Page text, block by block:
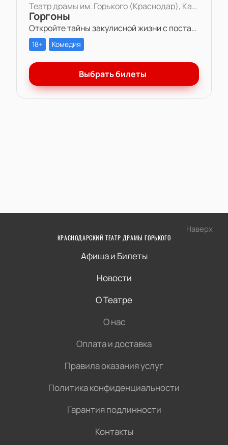
Театр драмы им. Горького (Краснодар), Камерная сцена
Горгоны
Откройте тайны закулисной жизни с постановкой «Горгоны» в Театре драмы им. Горького. Две актрисы, одна роль и многолетняя вражда – станьте свидетелем захватывающей игры амбиций и чувств на театральной сцене.
18+ Комедия
Выбрать билеты
Наверх
КРАСНОДАРСКИЙ ТЕАТР ДРАМЫ ГОРЬКОГО
Афиша и Билеты
Новости
О Театре
О нас
Оплата и доставка
Правила оказания услуг
Политика конфиденциальности
Гарантия подлинности
Контакты